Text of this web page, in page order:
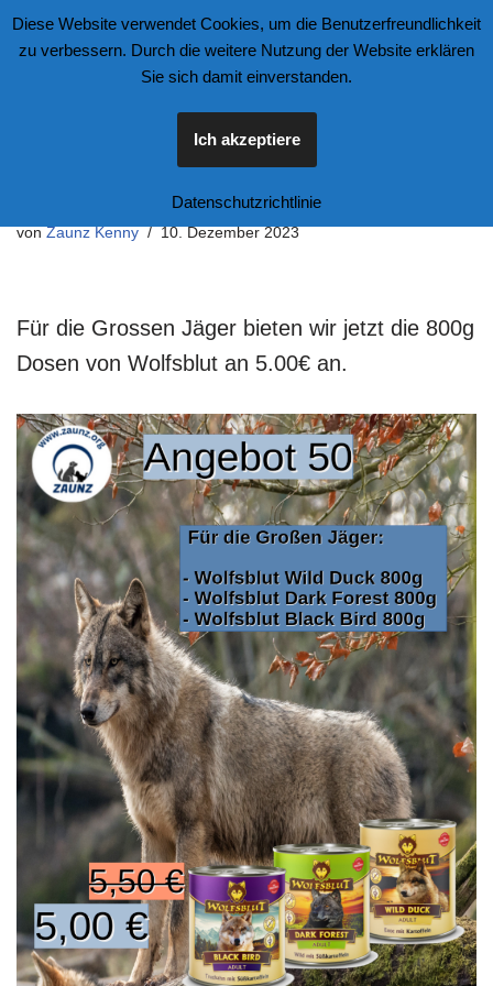
Zum
Angebot 50
von Zaunz Kenny 10. Dezember 2023
Für die Grossen Jäger bieten wir jetzt die 800g
Dosen von Wolfsblut an 5.00€ an.
Diese Website verwendet Cookies, um die Benutzerfreundlichkeit
zu verbessern. Durch die weitere Nutzung der Website erklären
Sie sich damit einverstanden.
Ich akzeptiere
Datenschutzrichtlinie